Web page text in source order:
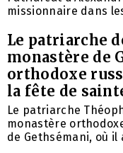
missionnaire dans
Le patriarche
monastère de
orthodoxe
la fête de
Le patriarche
monastère
de Gethsémani, où il